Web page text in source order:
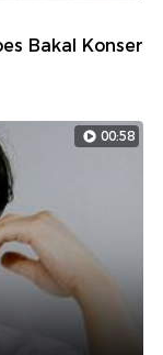
Bakal Konser
00:58